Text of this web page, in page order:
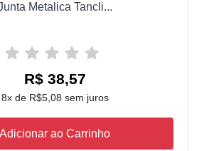
Metalica Tancli...
R$ 38,57
8x de R$5,08 sem juros
Adicionar ao Carrinho